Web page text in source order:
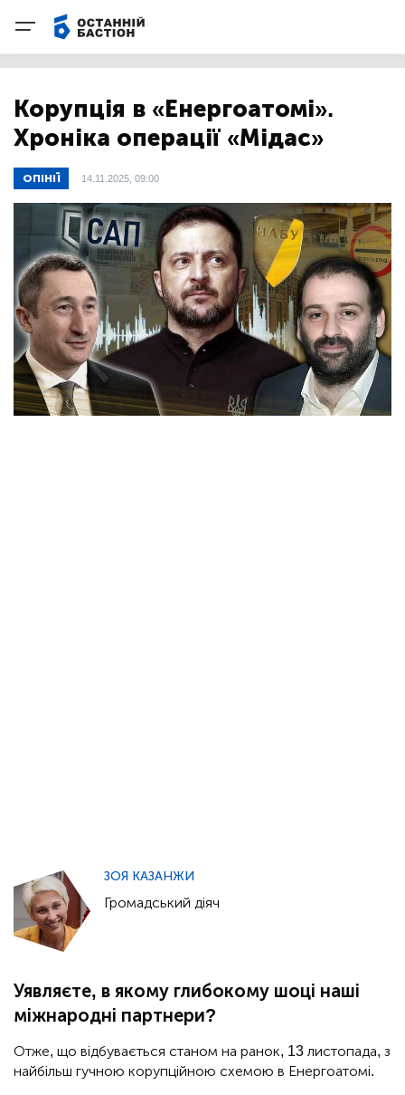
Корупція в «Енергоатомі».
Хроніка операції «Мідас»
ОПІНІЇ 14.11.2025, 09:00
Уявляєте, в якому глибокому шоці наші
міжнародні партнери?
ЗОЯ КАЗАНЖИ
Громадський діяч
Отже, що відбувається станом на ранок, 13 листопада, з
найбільш гучною корупційною схемою в Енергоатомі.